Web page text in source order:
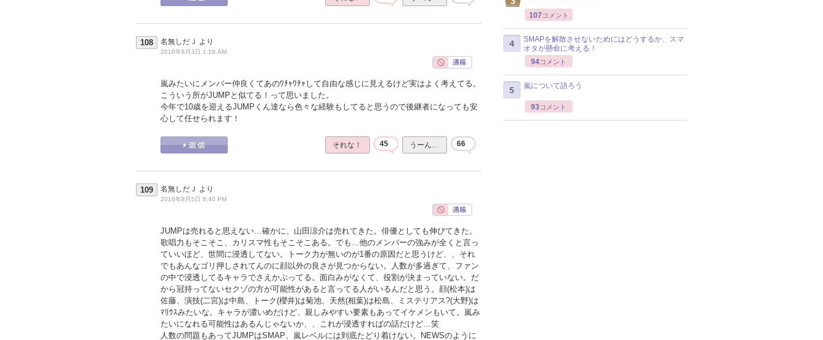
108 名無しだＪ より
2016年8月3日 1:18 AM
嵐みたいにメンバー仲良くてあのﾜﾁｬﾜﾁｬして自由な感じに見えるけど実はよく考えてる。
こういう所がJUMPと似てる！って思いました。
今年で10歳を迎えるJUMPくん達なら色々な経験もしてると思うので後継者になっても安
心して任せられます！
それな！ 45 うーん… 66
109 名無しだＪ より
2016年8月5日 6:40 PM
JUMPは売れると思えない…確かに、山田涼介は売れてきた。俳優としても伸びてきた。
歌唱力もそこそこ、カリスマ性もそこそこある。でも…他のメンバーの強みが全くと言っ
ていいほど、世間に浸透してない。トーク力が無いのが1番の原因だと思うけど、、それ
でもあんなゴリ押しされてんのに顔以外の良さが見つからない。人数が多過ぎて、ファン
の中で浸透してるキャラでさえかぶってる。面白みがなくて、役割が決まっていない。だ
から冠持ってないセクゾの方が可能性があると言ってる人がいるんだと思う。顔(松本)は
佐藤、演技(二宮)は中島、トーク(櫻井)は菊池、天然(相葉)は松島、ミステリアス?(大野)は
ﾏﾘｳｽみたいな。キャラが濃いめだけど、親しみやすい要素もあってイケメンもいて。嵐み
たいになれる可能性はあるんじゃないか、、これが浸透すればの話だけど…笑
人数の問題もあってJUMPはSMAP、嵐レベルには到底たどり着けない。NEWSのように
107 コメント
SMAPを解散させないためにはどうするか、スマ
オタが懸命に考える！
94コメント
嵐について語ろう
93コメント